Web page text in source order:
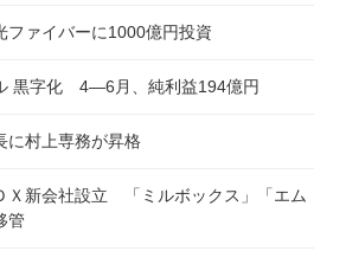
ァイバーに1000億円投資
黒字化 4―6月、純利益194億円
に村上専務が昇格
Ｘ新会社設立 「ミルボックス」「エム
管